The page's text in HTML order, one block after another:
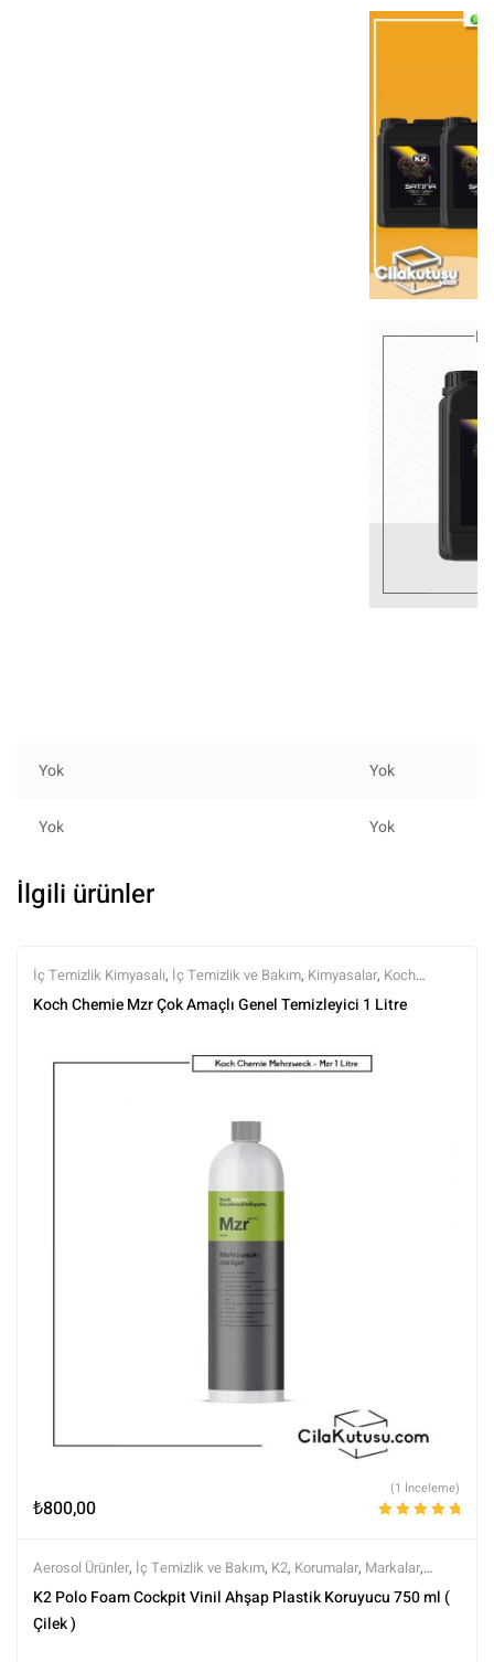
Yok Yok
Yok Yok
İlgili ürünler
İç Temizlik Kimyasalı, İç Temizlik ve Bakım, Kimyasalar, Koch
Chemie,Markalar,Tüm Ürünler,Tüm Ürünler
Koch Chemie Mzr Çok Amaçlı Genel Temizleyici 1 Litre
₺800,00
(1 İnceleme)
Aerosol Ürünler, İç Temizlik ve Bakım, K2, Korumalar, Markalar,
Parlatıcılar,Tüm Ürünler,Tüm Ürünler
K2 Polo Foam Cockpit Vinil Ahşap Plastik Koruyucu 750 ml (
Çilek )